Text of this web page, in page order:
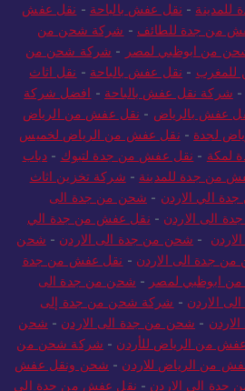
- نقل عفش بالباحة - نقل عفش
من جدة للطائف - شركة شحن من
من ابوظبي لمصر - شركة شحن من
- نقل عفش بالباحة - نقل اثاث
- شركة نقل عفش بالباحة - افضل شركة
عفش بالرياض - نقل عفش من الرياض
لجدة - نقل عفش من الرياض لخميس
لمكة - نقل عفش من جدة لتبوك - دباب
من جدة للمدينة - شركة تخزين اثاث
الي الاردن - شحن من جدة الى
الى الاردن - نقل عفش من جدة الي
- شحن من جدة الى الاردن - شحن
جدة الى الاردن - نقل عفش من جدة
ابوظبي لمصر - شحن من جدة الى
الاردن - شركة شحن من جدة إلى
- شحن من جدة الى الاردن - شحن
من الرياض للأردن - شركة شحن من
من الرياض للاردن - شحن ونقل عفش
جدة الى الاردن - نقل عفش من جدة الي